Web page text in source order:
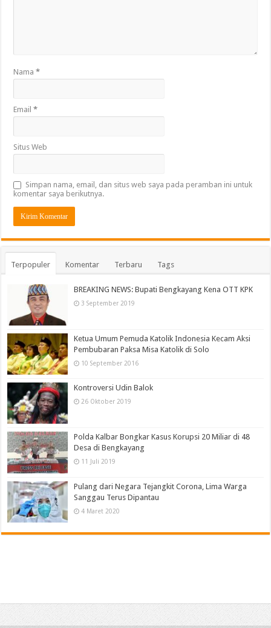
Nama*
Email*
Situs Web
Simpan nama, email, dan situs web saya pada peramban ini untuk
komentar saya berikutnya.
Terpopuler Komentar Terbaru Tags
BREAKING NEWS: Bupati Bengkayang Kena OTT KPK
3 September 2019
Ketua Umum Pemuda Katolik Indonesia Kecam Aksi
Pembubaran Paksa Misa Katolik di Solo
10 September 2016
Kontroversi Udin Balok
26 Oktober 2019
Polda Kalbar Bongkar Kasus Korupsi 20 Miliar di 48
Desa di Bengkayang
11 Juli 2019
Pulang dari Negara Tejangkit Corona, Lima Warga
Sanggau Terus Dipantau
4 Maret 2020